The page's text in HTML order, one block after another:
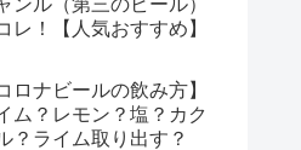
レ！【人気おすすめ】
ロナビールの飲み方】
ム？レモン？塩？カク
？ライム取り出す？